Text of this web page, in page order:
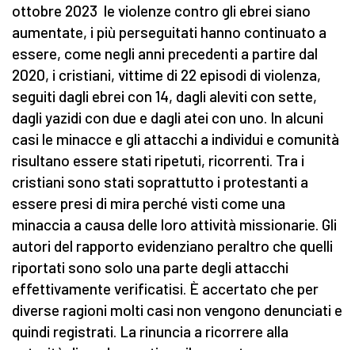
ottobre 2023 le violenze contro gli ebrei siano
aumentate, i più perseguitati hanno continuato a
essere, come negli anni precedenti a partire dal
2020, i cristiani, vittime di 22 episodi di violenza,
seguiti dagli ebrei con 14, dagli aleviti con sette,
dagli yazidi con due e dagli atei con uno. In alcuni
casi le minacce e gli attacchi a individui e comunità
risultano essere stati ripetuti, ricorrenti. Tra i
cristiani sono stati soprattutto i protestanti a
essere presi di mira perché visti come una
minaccia a causa delle loro attività missionarie. Gli
autori del rapporto evidenziano peraltro che quelli
riportati sono solo una parte degli attacchi
effettivamente verificatisi. È accertato che per
diverse ragioni molti casi non vengono denunciati e
quindi registrati. La rinuncia a ricorrere alla